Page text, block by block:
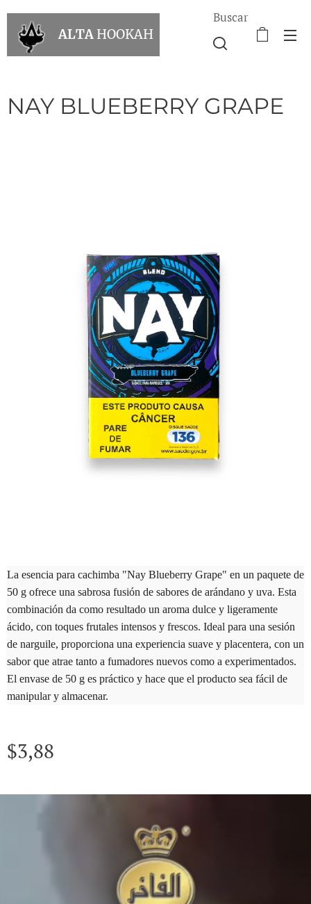
ALTA HOOKAH
Buscar
NAY BLUEBERRY GRAPE
La esencia para cachimba "Nay Blueberry Grape" en un paquete de
50 g ofrece una sabrosa fusión de sabores de arándano y uva. Esta
combinación da como resultado un aroma dulce y ligeramente
ácido, con toques frutales intensos y frescos. Ideal para una sesión
de narguile, proporciona una experiencia suave y placentera, con un
sabor que atrae tanto a fumadores nuevos como a experimentados.
El envase de 50 g es práctico y hace que el producto sea fácil de
manipular y almacenar.
$3,88